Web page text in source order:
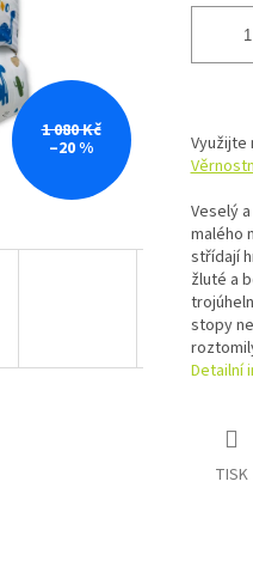
1 080 Kč
–20 %
Využijte
Veselý
malého
střídají
žluté a
stopy
Detailní
TISK